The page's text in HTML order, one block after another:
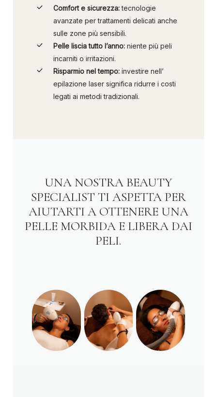
Comfort e sicurezza:tecnologie
avanzate per trattamenti delicati anche
sulle zone più sensibili.
Pelle liscia tutto l’anno:niente più peli
incarniti o irritazioni.
Risparmio nel tempo:investire nell’
epilazione laser significa ridurre i costi
legati ai metodi tradizionali.
UNA NOSTRA BEAUTY
SPECIALIST TI ASPETTA PER
AIUTARTI A OTTENERE UNA
PELLE MORBIDA E LIBERA DAI
PELI.